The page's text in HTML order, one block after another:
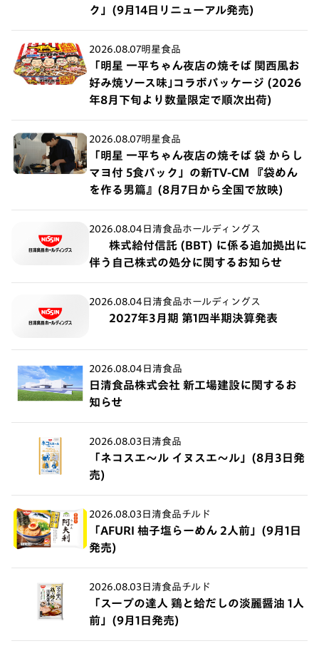
ク」(9月14日リニューアル発売)
2026.08.07明星食品
「明星 一平ちゃん夜店の焼そば 関西風お
好み焼ソース味｣コラボパッケージ (2026
年8月下旬より数量限定で順次出荷)
2026.08.07明星食品
「明星 一平ちゃん夜店の焼そば 袋 からし
マヨ付 5食パック」の新TV-CM 『袋めん
を作る男篇』(8月7日から全国で放映)
2026.08.04 日清食品ホールディングス
株式給付信託 (BBT) に係る追加拠出に
伴う自己株式の処分に関するお知らせ
2026.08.04 日清食品ホールディングス
2027年3月期 第1四半期決算発表
2026.08.04 日清食品
日清食品株式会社 新工場建設に関するお
知らせ
2026.08.03 日清食品
「ネコスエ～ル イヌスエ～ル」(8月3日発
売)
2026.08.03 日清食品チルド
「AFURI 柚子塩らーめん 2人前」(9月1日
発売)
2026.08.03 日清食品チルド
「スープの達人 鶏と蛤だしの淡麗醤油 1人
前」(9月1日発売)